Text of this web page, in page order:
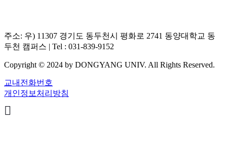
주소: 우) 11307 경기도 동두천시 평화로 2741 동양대학교 동
두천 캠퍼스 | Tel : 031-839-9152
Copyright © 2024 by DONGYANG UNIV. All Rights Reserved.
교내전화번호
개인정보처리방침